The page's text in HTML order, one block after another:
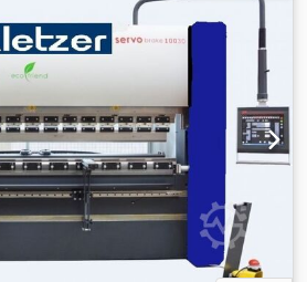
DDM-5020Servo elektryczna prasa
Serwoelektryczne prasy
systemu hydraulicznego i dzięki
są technologią jutra.
tej nowej generacji maszyn
ergonomiczne funkcje i bardziej
technologię produkcji. Jako
pras
modelach i tonażu, firma Dener
Dener jest pionierem tej
KK-Industries jest generalnym